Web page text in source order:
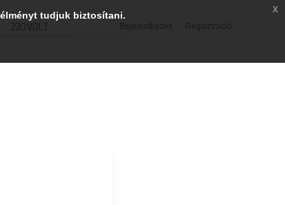
Bejelentkezés Regisztráció
220VOLT
tudjuk biztosítani.
x